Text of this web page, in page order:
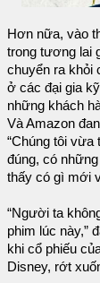
Hơn nữa, vào
trong tương lai
chuyển ra khỏi
ở các đại gia
những khách
Và Amazon
“Chúng tôi vừa
đúng, có
thấy có gì mới
“Người ta
phim lúc này,”
khi cổ phiếu
Disney, rớt